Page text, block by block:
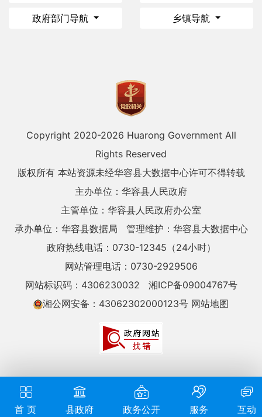
首 页 县政府 政务公开 服务 互动
政府部门导航 乡镇导航
Copyright 2020-2026 Huarong Government All
Rights Reserved
版权所有 本站资源未经华容县大数据中心许可不得转载
主办单位：华容县人民政府
主管单位：华容县人民政府办公室
承办单位：华容县数据局
管理维护：华容县大数据中心
政府热线电话：0730-12345（24小时）
网站管理电话：0730-2929506
网站标识码：4306230032
湘ICP备09004767号
湘公网安备：43062302000123号 网站地图